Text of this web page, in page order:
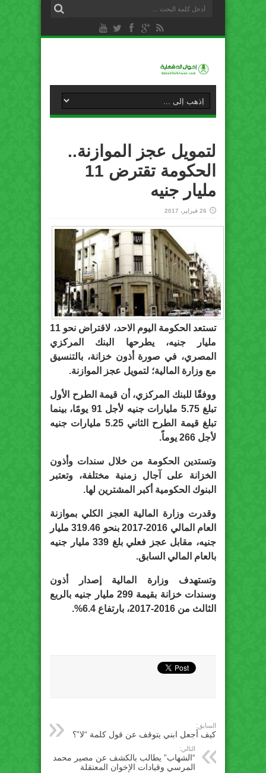
لتمويل عجز الموازنة..
الحكومة تقترض 11
مليار جنيه
26 فبراير، 2017
تستعد الحكومة اليوم الاحد، لاقتراض نحو 11
مليار جنيه، يطرحها البنك المركزي
المصري، في صورة أذون خزانة، بالتنسيق
مع وزارة المالية؛ لتمويل عجز الموازنة.
ووفقًا للبنك المركزي، أن قيمة الطرح الأول
تبلغ 5.75 مليارات جنيه لأجل 91 يومًا، بينما
تبلغ قيمة الطرح الثاني 5.25 مليارات جنيه
لأجل 266 يوماً.
وتستدين الحكومة من خلال سندات وأذون
الخزانة على آجال زمنية مختلفة، وتعتبر
البنوك الحكومية أكبر المشترين لها.
وقدرت وزارة المالية العجز الكلي بموازنة
العام المالي 2016-2017 بنحو 319.46 مليار
جنيه، مقابل عجز فعلي بلغ 339 مليار جنيه
بالعام المالي السابق.
وتستهدف وزارة المالية إصدار أذون
وسندات خزانة بقيمة 299 مليار جنيه بالربع
الثالث من 2016-2017، بارتفاع 6.4%.
السابق:
كيف أجعل ابني يتوقف عن قول كلمة “لا”؟
التالي:
“الشهاب” يطالب بالكشف عن مصير محمد
المرسي وقيادات الإخوان المعتقلة